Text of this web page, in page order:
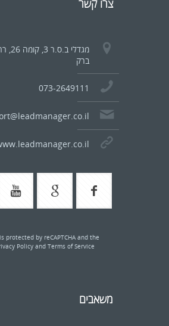
צרו קשר
ברק
073-2649111
protected by reCAPTCHA and the
Policy and Terms of Service
משאבים